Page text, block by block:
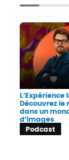
L’Expérience
Découvrez le
dans un
d’images
Podcast